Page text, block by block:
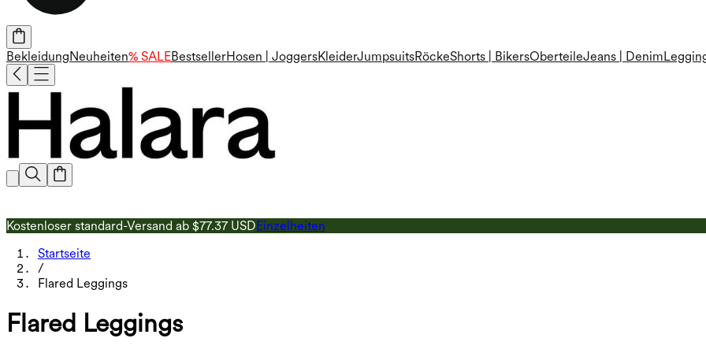
BekleidungNeuheiten% SALEBestsellerHosen | JoggersKleiderJumpsuitsRöckeShorts | BikersOberteileJeans | Denim
Kostenloser standard-Versand ab $77.37 USDEinzelheiten
Startseite
/
Flared Leggings
Flared Leggings